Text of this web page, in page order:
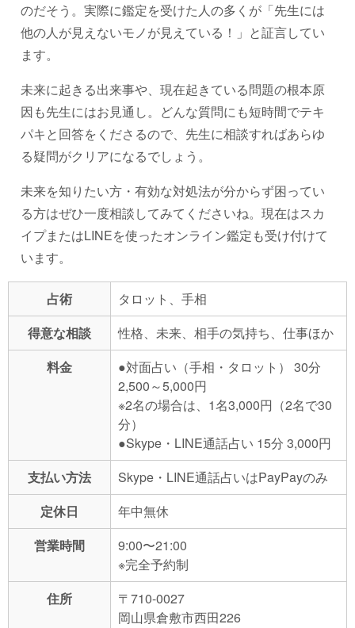
のだそう。実際に鑑定を受けた人の多くが「先生には
他の人が見えないモノが見えている！」と証言してい
ます。
未来に起きる出来事や、現在起きている問題の根本原
因も先生にはお見通し。どんな質問にも短時間でテキ
パキと回答をくださるので、先生に相談すればあらゆ
る疑問がクリアになるでしょう。
未来を知りたい方・有効な対処法が分からず困ってい
る方はぜひ一度相談してみてくださいね。現在はスカ
イプまたはLINEを使ったオンライン鑑定も受け付けて
います。
占術
タロット、手相
得意な相談
性格、未来、相手の気持ち、仕事ほか
料金
●対面占い（手相・タロット） 30分
2,500～5,000円
※2名の場合は、1名3,000円（2名で30
分）
●Skype・LINE通話占い 15分 3,000円
支払い方法
Skype・LINE通話占いはPayPayのみ
定休日
年中無休
営業時間
9:00〜21:00
※完全予約制
住所
〒710-0027
岡山県倉敷市西田226